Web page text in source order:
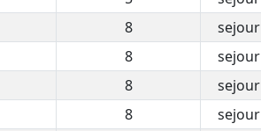
8 sejour
8 sejour
8 sejour
8 sejour